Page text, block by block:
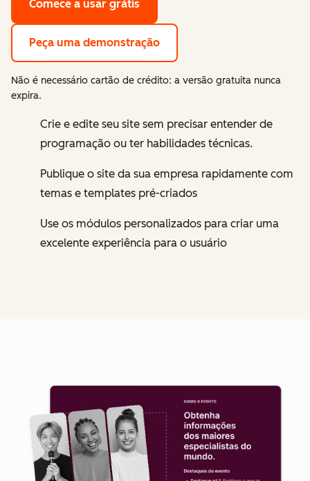
Comece a usar grátis
Peça uma demonstração
Não é necessário cartão de crédito: a versão gratuita nunca
expira.
Crie e edite seu site sem precisar entender de
programação ou ter habilidades técnicas.
Publique o site da sua empresa rapidamente com
temas e templates pré-criados
Use os módulos personalizados para criar uma
excelente experiência para o usuário